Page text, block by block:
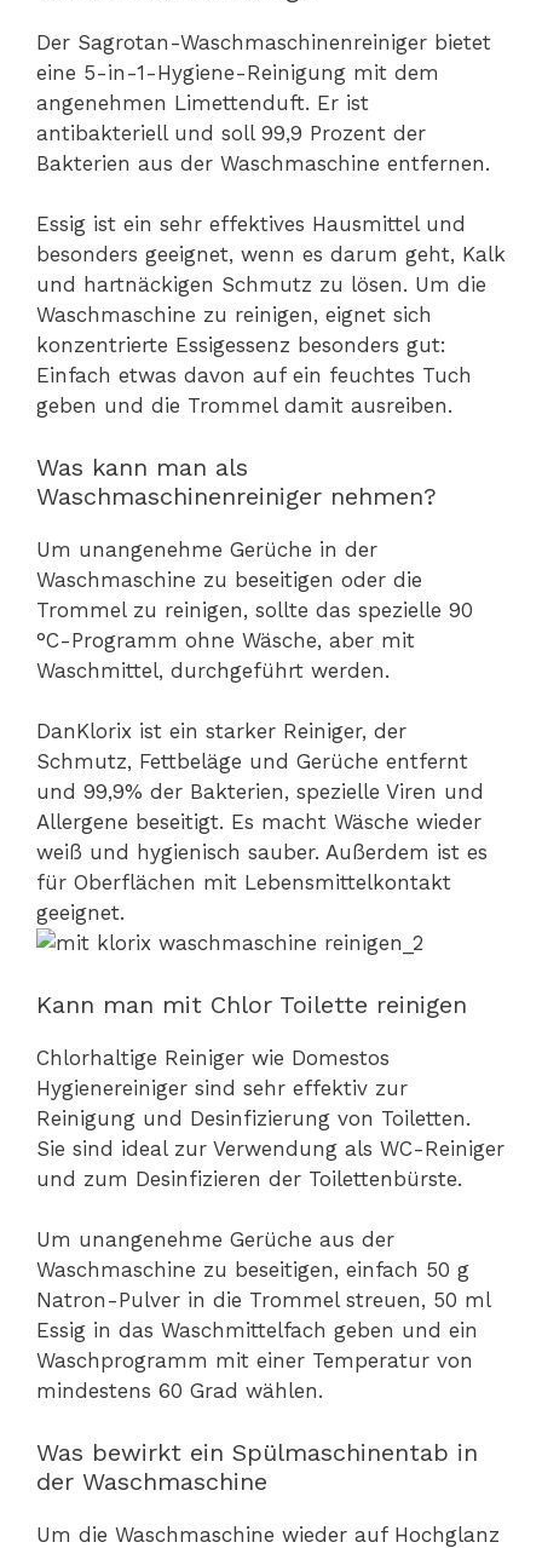
Der Sagrotan-Waschmaschinenreiniger bietet
eine 5-in-1-Hygiene-Reinigung mit dem
angenehmen Limettenduft. Er ist
antibakteriell und soll 99,9 Prozent der
Bakterien aus der Waschmaschine entfernen.
Essig ist ein sehr effektives Hausmittel und
besonders geeignet, wenn es darum geht, Kalk
und hartnäckigen Schmutz zu lösen. Um die
Waschmaschine zu reinigen, eignet sich
konzentrierte Essigessenz besonders gut:
Einfach etwas davon auf ein feuchtes Tuch
geben und die Trommel damit ausreiben.
Was kann man als
Waschmaschinenreiniger nehmen?
Um unangenehme Gerüche in der
Waschmaschine zu beseitigen oder die
Trommel zu reinigen, sollte das spezielle 90
°C-Programm ohne Wäsche, aber mit
Waschmittel, durchgeführt werden.
DanKlorix ist ein starker Reiniger, der
Schmutz, Fettbeläge und Gerüche entfernt
und 99,9% der Bakterien, spezielle Viren und
Allergene beseitigt. Es macht Wäsche wieder
weiß und hygienisch sauber. Außerdem ist es
für Oberflächen mit Lebensmittelkontakt
geeignet.
Kann man mit Chlor Toilette reinigen
Chlorhaltige Reiniger wie Domestos
Hygienereiniger sind sehr effektiv zur
Reinigung und Desinfizierung von Toiletten.
Sie sind ideal zur Verwendung als WC-Reiniger
und zum Desinfizieren der Toilettenbürste.
Um unangenehme Gerüche aus der
Waschmaschine zu beseitigen, einfach 50 g
Natron-Pulver in die Trommel streuen, 50 ml
Essig in das Waschmittelfach geben und ein
Waschprogramm mit einer Temperatur von
mindestens 60 Grad wählen.
Was bewirkt ein Spülmaschinentab in
der Waschmaschine
Um die Waschmaschine wieder auf Hochglanz